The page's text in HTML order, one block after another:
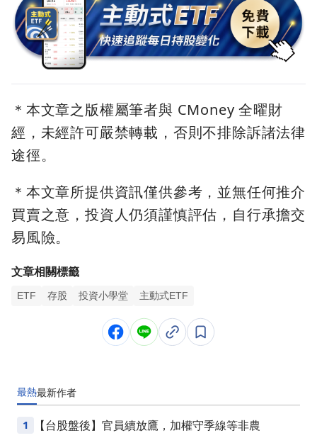
＊本文章之版權屬筆者與 CMoney 全曜財
經，未經許可嚴禁轉載，否則不排除訴諸法律
途徑。
＊本文章所提供資訊僅供參考，並無任何推介
買賣之意，投資人仍須謹慎評估，自行承擔交
易風險。
文章相關標籤
ETF 存股 投資小學堂 主動式ETF
最熱最新作者
1 【台股盤後】官員續放鷹，加權守季線等非農